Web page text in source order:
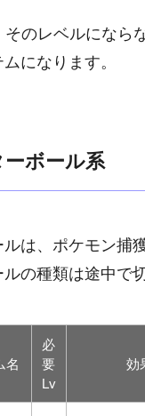
そのレベルになら
になります。
ボール系
は、ポケモン捕
の種類は途中で
名
必
要
Lv
効